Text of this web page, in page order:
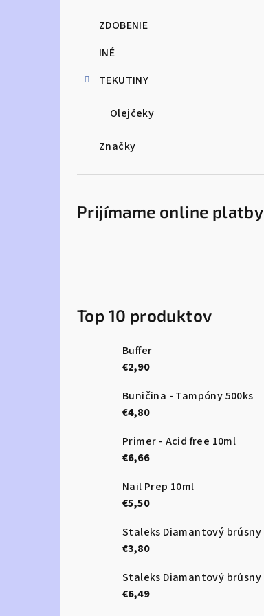
ZDOBENIE
INÉ
TEKUTINY
Olejčeky
Značky
Prijímame online platby
Top 10 produktov
Buffer
€2,90
Buničina - Tampóny 500ks
€4,80
Primer - Acid free 10ml
€6,66
Nail Prep 10ml
€5,50
€3,80
€6,49